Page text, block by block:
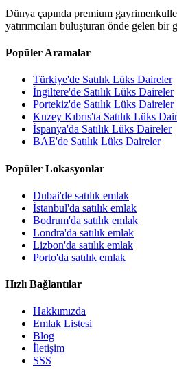
Dünya çapında premium
yatırımcıları buluşturan önde gelen
Popüler Aramalar
Türkiye'de Satılık Lüks Daireler
İngiltere'de Satılık Lüks Daireler
Portekiz'de Satılık Lüks Daireler
Kuzey Kıbrıs'ta Satılık Lüks
İspanya'da Satılık Lüks Daireler
BAE'de Satılık Lüks Daireler
Popüler Lokasyonlar
Dubai'de satılık emlak
İstanbul'da satılık emlak
Bodrum'da satılık emlak
Londra'da satılık emlak
Lizbon'da satılık emlak
Porto'da satılık emlak
Hızlı Bağlantılar
Hakkımızda
Emlak Listesi
Blog
İletişim
SSS